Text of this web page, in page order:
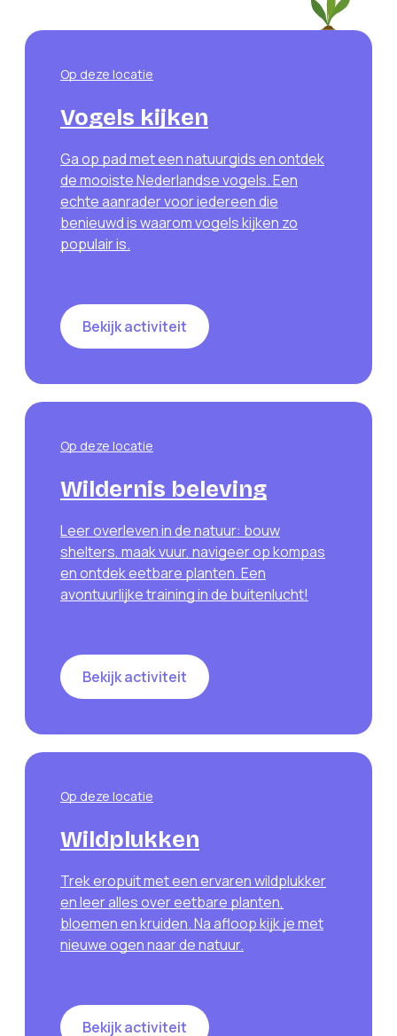
Op deze locatie
Vogels kijken
Ga op pad met een natuurgids en ontdek
de mooiste Nederlandse vogels. Een
echte aanrader voor iedereen die
benieuwd is waarom vogels kijken zo
populair is.
Bekijk activiteit
Op deze locatie
Wildernis beleving
Leer overleven in de natuur: bouw
shelters, maak vuur, navigeer op kompas
en ontdek eetbare planten. Een
avontuurlijke training in de buitenlucht!
Bekijk activiteit
Op deze locatie
Wildplukken
Trek eropuit met een ervaren wildplukker
en leer alles over eetbare planten,
bloemen en kruiden. Na afloop kijk je met
nieuwe ogen naar de natuur.
Bekijk activiteit